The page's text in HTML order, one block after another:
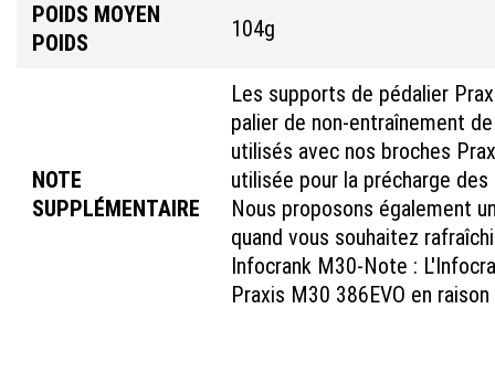
POIDS MOYEN
POIDS
104g
NOTE
SUPPLÉMENTAIRE
Les supports de pédalier
palier de non-entraînement
utilisés avec nos broches
utilisée pour la précharge
Nous proposons également
quand vous souhaitez
Infocrank M30-Note :
Praxis M30 386EVO en